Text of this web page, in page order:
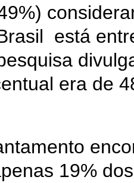
está
era de
19%